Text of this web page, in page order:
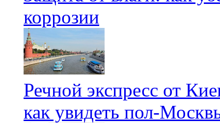
коррозии
Речной экспресс от
как увидеть пол-